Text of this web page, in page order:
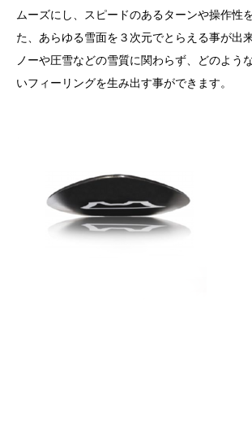
ムーズにし、スピードのあるターンや操作性
た、あらゆる雪面を３次元でとらえる事が出
ノーや圧雪などの雪質に関わらず、どのよう
いフィーリングを生み出す事ができます。